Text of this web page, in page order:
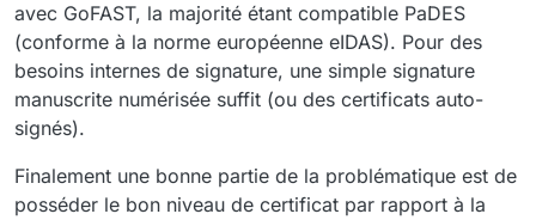
avec GoFAST, la majorité étant compatible PaDES
(conforme à la norme européenne eIDAS). Pour des
besoins internes de signature, une simple signature
manuscrite numérisée suffit (ou des certificats auto-
signés).
Finalement une bonne partie de la problématique est de
posséder le bon niveau de certificat par rapport à la